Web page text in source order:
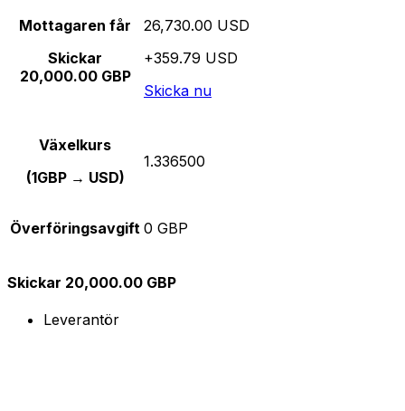
Mottagaren får
Skickar
20,000.00 GBP
26,730.00 USD
+359.79 USD
Skicka nu
Växelkurs
(1GBP → USD)
1.336500
Överföringsavgift 0 GBP
Skickar 20,000.00 GBP
Leverantör